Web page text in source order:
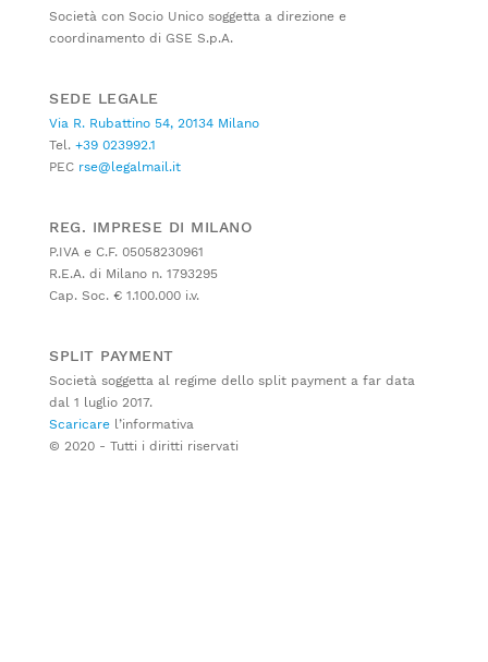
Società con Socio Unico soggetta a direzione e
coordinamento di GSE S.p.A.
SEDE LEGALE
Via R. Rubattino 54, 20134 Milano
Tel. +39 023992.1
PEC rse@legalmail.it
REG. IMPRESE DI MILANO
P.IVA e C.F. 05058230961
R.E.A. di Milano n. 1793295
Cap. Soc. € 1.100.000 i.v.
SPLIT PAYMENT
Società soggetta al regime dello split payment a far data
dal 1 luglio 2017.
Scaricare l’informativa
© 2020 - Tutti i diritti riservati